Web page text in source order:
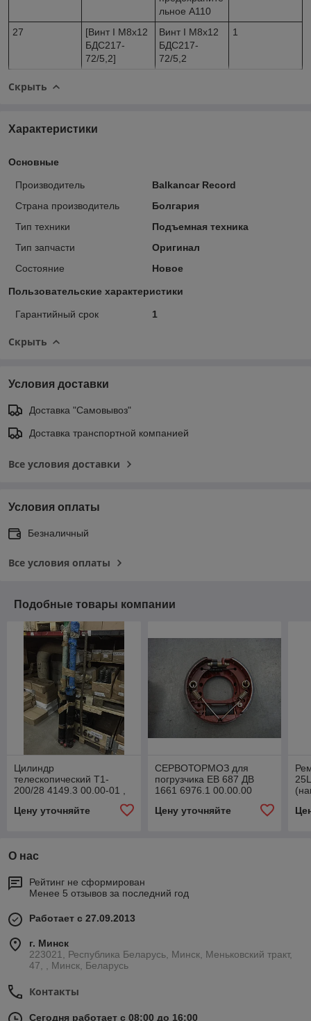
льное А110
27
[Винт I М8х12
БДС217-
72/5,2]
Винт I М8х12
БДС217-
72/5,2
1
Скрыть
Характеристики
Основные
Производитель
Balkancar Record
Страна производитель
Болгария
Тип техники
Подъемная техника
Тип запчасти
Оригинал
Состояние
Новое
Пользовательские характеристики
Гарантийный срок 1
Скрыть
Условия доставки
Доставка "Самовывоз"
Доставка транспортной компанией
Все условия доставки
Условия оплаты
Безналичный
Все условия оплаты
Подобные товары компании
Цилиндр
телескопический Т1-
200/28 4149.3 00.00-01 ,
подземного устройство
Цену уточняйте
СЕРВОТОРМОЗ для
погрузчика ЕВ 687 ДВ
1661 6976.1 00.00.00
00.00.00 185713
Цену уточняйте
О нас
Рейтинг не сформирован
Менее 5 отзывов за последний год
Работает с 27.09.2013
г. Минск
223021, Республика Беларусь, Минск, Меньковский тракт,
47, , Минск, Беларусь
Контакты
Сегодня работает с 08:00 до 16:00